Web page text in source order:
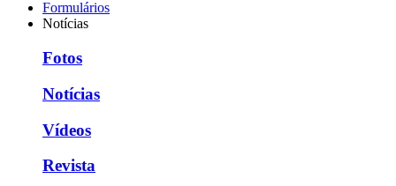
Formulários
Notícias
Fotos
Notícias
Vídeos
Revista